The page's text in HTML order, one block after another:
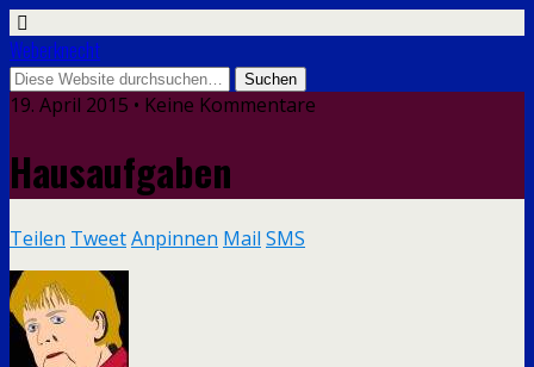
Weberknecht
19. April 2015 • Keine Kommentare
Hausaufgaben
Teilen TweetAnpinnen Mail SMS